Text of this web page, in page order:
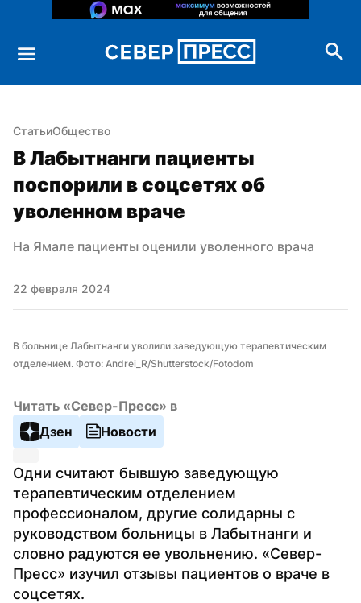
СтатьиОбщество
В Лабытнанги пациенты
поспорили в соцсетях об
уволенном враче
На Ямале пациенты оценили уволенного врача
22 февраля 2024
В больнице Лабытнанги уволили заведующую терапевтическим
отделением. Фото: Andrei_R/Shutterstock/Fotodom
Читать «Север-Пресс» в
Дзен
Новости
Одни считают бывшую заведующую
терапевтическим отделением
профессионалом, другие солидарны с
руководством больницы в Лабытнанги и
словно радуются ее увольнению. «Север-
Пресс» изучил отзывы пациентов о враче в
соцсетях.